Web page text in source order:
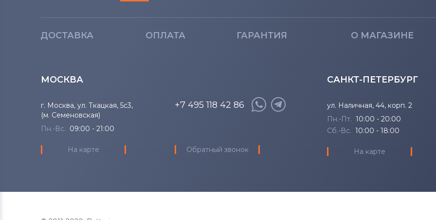
ДОСТАВКА ОПЛАТА ГАРАНТИЯ О МАГАЗИНЕ
МОСКВА
г. Москва, ул. Ткацкая, 5с3,
(м. Семеновская)
Пн.-Вс. 09:00 - 21:00
На карте
+7 495 118 42 86
Обратный звонок
САНКТ-ПЕТЕРБУРГ
ул. Наличная, 44, корп. 2
Пн.-Пт. 10:00 - 20:00
Сб.-Вс. 10:00 - 18:00
На карте